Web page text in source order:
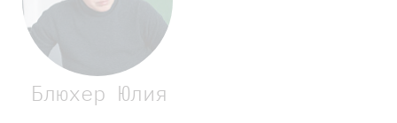
Блюхер Юлия